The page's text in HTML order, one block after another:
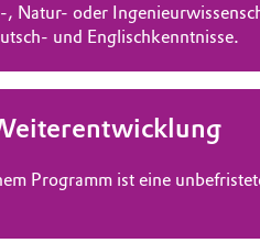
(AVB)
, Natur- oder
und Englischkenntnisse.
Programm ist eine